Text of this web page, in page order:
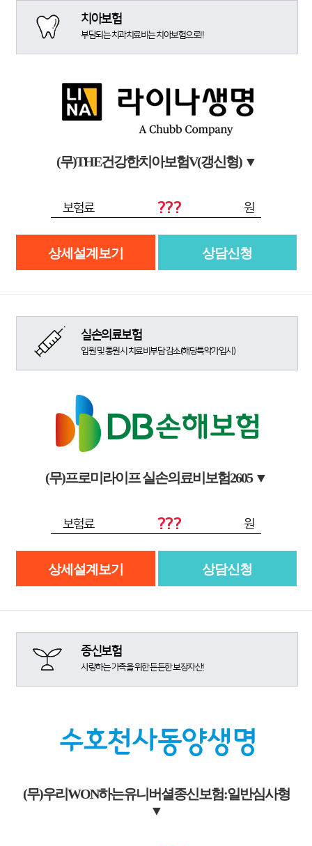
치아보험
부담되는 치과치료비는 치아보험으로!!
(무)THE건강한치아보험V(갱신형) ▼
보험료 ??? 원
상세설계보기 상담신청
실손의료보험
입원 및 통원시 치료비부담 감소(해당특약가입시)
(무)프로미라이프 실손의료비보험2605 ▼
보험료 ??? 원
상세설계보기 상담신청
종신보험
사랑하는 가족을 위한 든든한 보장자산!
(무)우리WON하는유니버셜종신보험:일반심사형
▼